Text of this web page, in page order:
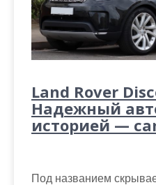
Land Rover
Надежный
историей —
Под названием